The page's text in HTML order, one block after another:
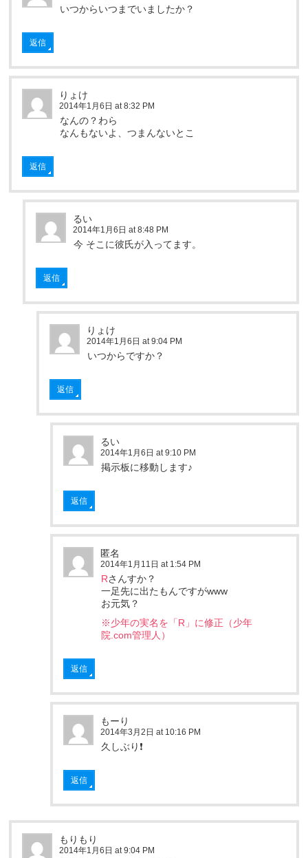
いつからいつまでいましたか？
返信
りょけ
2014年1月6日 at 8:32 PM
なんの？わら
なんもないよ、つまんないとこ
返信
るい
2014年1月6日 at 8:48 PM
今 そこに彼氏が入ってます。
返信
りょけ
2014年1月6日 at 9:04 PM
いつからですか？
返信
るい
2014年1月6日 at 9:10 PM
掲示板に移動します♪
返信
匿名
2014年1月11日 at 1:54 PM
Rさんすか？
一足先に出たもんですがwww
お元気？
※少年の実名を「R」に修正（少年
院.com管理人）
返信
もーり
2014年3月2日 at 10:16 PM
久しぶり❗
返信
もりもり
2014年1月6日 at 9:04 PM